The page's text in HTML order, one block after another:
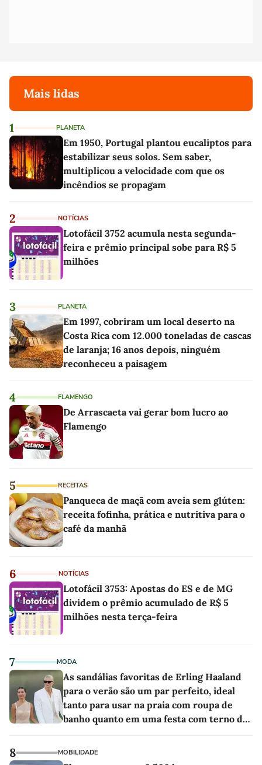
Mais lidas
1 PLANETA
Em 1950, Portugal plantou eucaliptos para
estabilizar seus solos. Sem saber,
multiplicou a velocidade com que os
incêndios se propagam
2 NOTÍCIAS
Lotofácil 3752 acumula nesta segunda-
feira e prêmio principal sobe para R$ 5
milhões
3 PLANETA
Em 1997, cobriram um local deserto na
Costa Rica com 12.000 toneladas de cascas
de laranja; 16 anos depois, ninguém
reconheceu a paisagem
4 FLAMENGO
De Arrascaeta vai gerar bom lucro ao
Flamengo
5 RECEITAS
Panqueca de maçã com aveia sem glúten:
receita fofinha, prática e nutritiva para o
café da manhã
6 NOTÍCIAS
Lotofácil 3753: Apostas do ES e de MG
dividem o prêmio acumulado de R$ 5
milhões nesta terça-feira
7 MODA
As sandálias favoritas de Erling Haaland
para o verão são um par perfeito, ideal
tanto para usar na praia com roupa de
banho quanto em uma festa com terno de
8 MOBILIDADE